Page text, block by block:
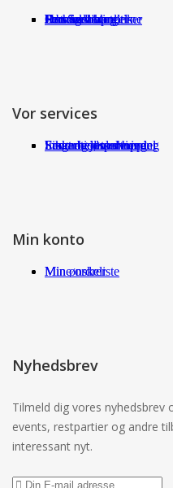
Om Serviwet
Serviwet blog
Forhandlere
Persondatapolitik
Handelsbetingelser
Det siger kunderne
Jobs
Vor services
Fragt og returneringer
Sikkerhed ved handel
International shopping
Samarbejdspartnere
Leverandørservice
Min konto
Min ønskeliste
Mine ordrer
Nyhedsbrev
Tilmeld dig vores
events, restpartier og andre
interessant nyt.